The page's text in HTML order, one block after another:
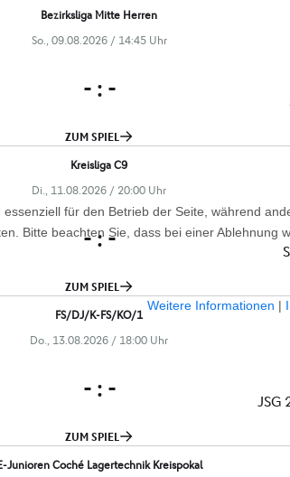
für den Betrieb der Seite, während
Bitte beachten Sie, dass bei einer
Weitere Informationen |